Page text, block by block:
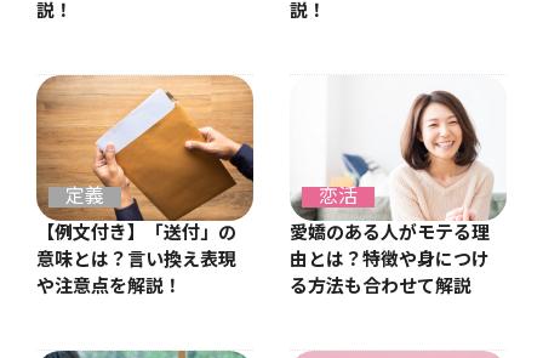
説！
説！
定義
【例文付き】「送付」の
意味とは？言い換え表現
や注意点を解説！
恋活
愛嬌のある人がモテる理
由とは？特徴や身につけ
る方法も合わせて解説